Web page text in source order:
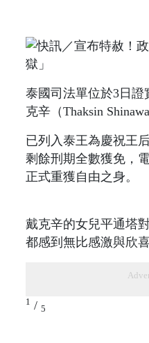
泰國司法單位於3日證
克辛（Thaksin
已列入泰王為慶祝王
剩餘刑期全數獲免，
正式重獲自由之身。
戴克辛的女兒平通塔
都感到無比感激與欣喜
1 / 5